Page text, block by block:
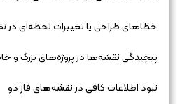
خطاهای طراحی یا تغییرات لحظه‌ای در
پیچیدگی نقشه‌ها در پروژه‌های بزرگ و
نبود اطلاعات کافی در نقشه‌های فاز دو